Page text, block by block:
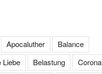
Apocaluther
Balance
Liebe
Belastung
Corona